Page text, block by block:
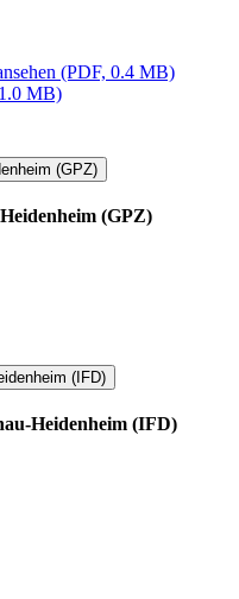
(PDF, 0.4 MB)
MB)
(GPZ)
(GPZ)
(IFD)
Heidenheim (IFD)